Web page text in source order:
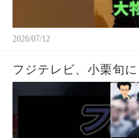
2026/07/12
フジテレビ、小栗旬